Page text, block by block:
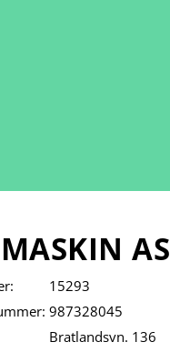
AS
15293
987328045
Bratlandsvn. 136